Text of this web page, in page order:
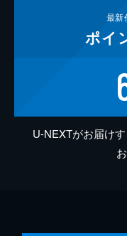
最新
ポイ
U-NEXTがお届け